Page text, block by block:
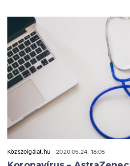
Közszolgálat.hu 2020.05.24. 18:05